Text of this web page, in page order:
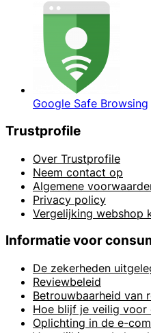
Google Safe Browsing
Trustprofile
Over Trustprofile
Neem contact op
Algemene
Privacy policy
Vergelijking webshop
Informatie voor
De zekerheden
Reviewbeleid
Betrouwbaarheid van
Hoe blijf je veilig
Oplichting in de e-